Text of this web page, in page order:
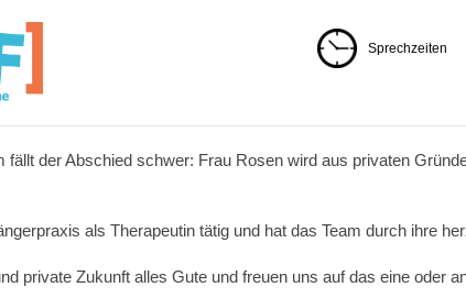
Sprechzeiten
der Abschied schwer: Frau Rosen wird aus privaten
als Therapeutin tätig und hat das Team durch ihre
private Zukunft alles Gute und freuen uns auf das eine oder